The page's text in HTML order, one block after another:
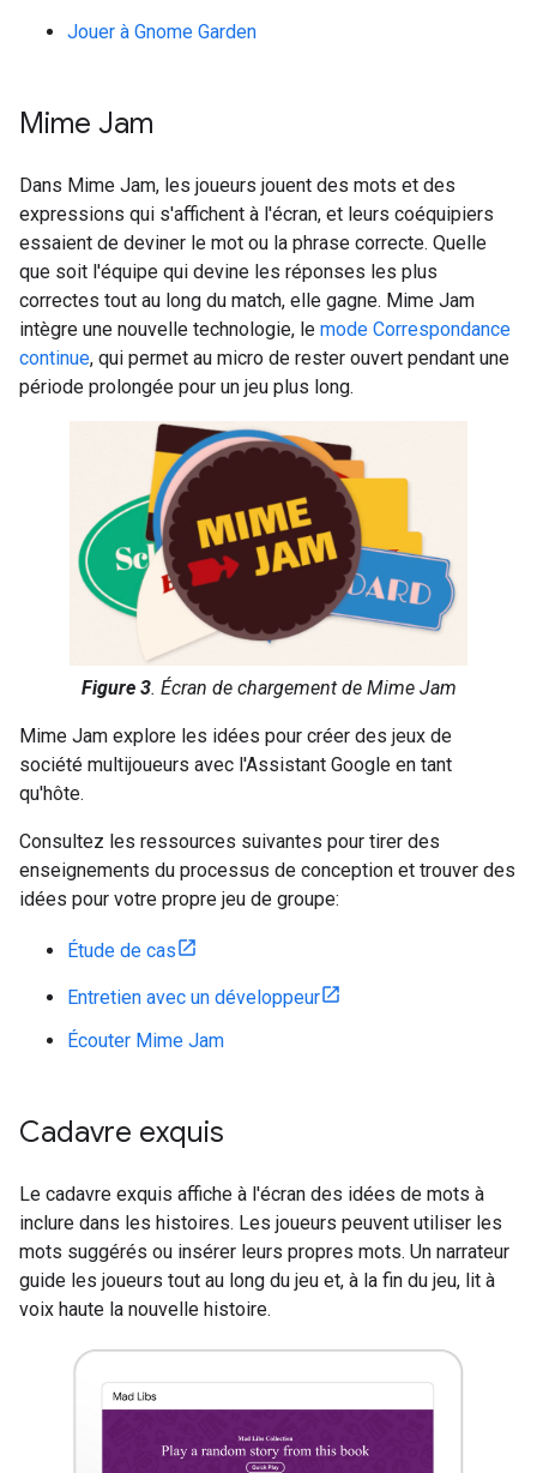
Jouer à Gnome Garden
Mime Jam
Dans Mime Jam, les joueurs jouent des mots et des
expressions qui s'affichent à l'écran, et leurs coéquipiers
essaient de deviner le mot ou la phrase correcte. Quelle
que soit l'équipe qui devine les réponses les plus
correctes tout au long du match, elle gagne. Mime Jam
intègre une nouvelle technologie, le mode Correspondance
continue, qui permet au micro de rester ouvert pendant une
période prolongée pour un jeu plus long.
Figure 3. Écran de chargement de Mime Jam
Mime Jam explore les idées pour créer des jeux de
société multijoueurs avec l'Assistant Google en tant
qu'hôte.
Consultez les ressources suivantes pour tirer des
enseignements du processus de conception et trouver des
idées pour votre propre jeu de groupe:
Étude de cas
Entretien avec un développeur
Écouter Mime Jam
Cadavre exquis
Le cadavre exquis affiche à l'écran des idées de mots à
inclure dans les histoires. Les joueurs peuvent utiliser les
mots suggérés ou insérer leurs propres mots. Un narrateur
guide les joueurs tout au long du jeu et, à la fin du jeu, lit à
voix haute la nouvelle histoire.